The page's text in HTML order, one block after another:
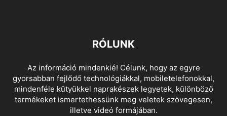
RÓLUNK
Az információ mindenkié! Célunk, hogy az egyre
gyorsabban fejlődő technológiákkal, mobiletelefonokkal,
mindenféle kütyükkel naprakészek legyetek, különböző
termékeket ismertethessünk meg veletek szövegesen,
illetve videó formájában.